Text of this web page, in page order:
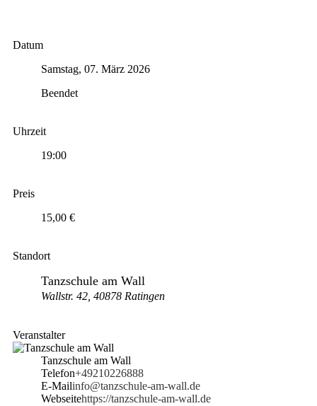
Datum
Samstag, 07. März 2026
Beendet
Uhrzeit
19:00
Preis
15,00 €
Standort
Tanzschule am Wall
Wallstr. 42, 40878 Ratingen
Veranstalter
Tanzschule am Wall
Telefon+49210226888
E-Mailinfo@tanzschule-am-wall.de
Webseitehttps://tanzschule-am-wall.de